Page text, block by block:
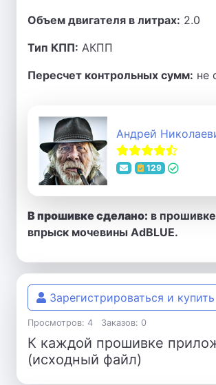
Объем двигателя в литрах: 2.0
Тип КПП: АКПП
Пересчет контрольных сумм: не
Андрей
129
В прошивке сделано: в
впрыск мочевины AdBLUE.
Зарегистрироваться и купить
Просмотров: 4 Заказов: 0
К каждой прошивке
(исходный файл)